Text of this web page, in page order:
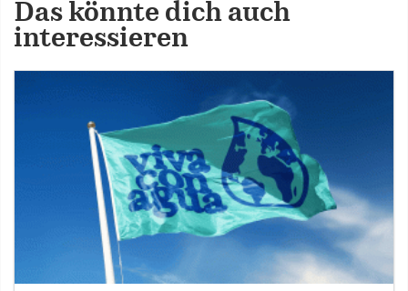
Das könnte dich auch
interessieren